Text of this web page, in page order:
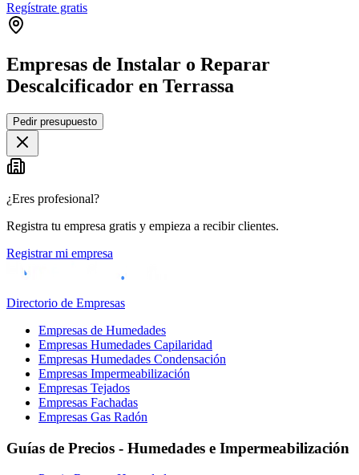
Regístrate gratis
Empresas de Instalar o Reparar
Descalcificador en Terrassa
+
−
Pedir presupuesto
¿Eres profesional?
Registra tu empresa gratis y empieza a recibir clientes.
Registrar mi empresa
Directorio de Empresas
Empresas de Humedades
Empresas Humedades Capilaridad
Empresas Humedades Condensación
Empresas Impermeabilización
Empresas Tejados
Empresas Fachadas
Empresas Gas Radón
Guías de Precios - Humedades e Impermeabilización